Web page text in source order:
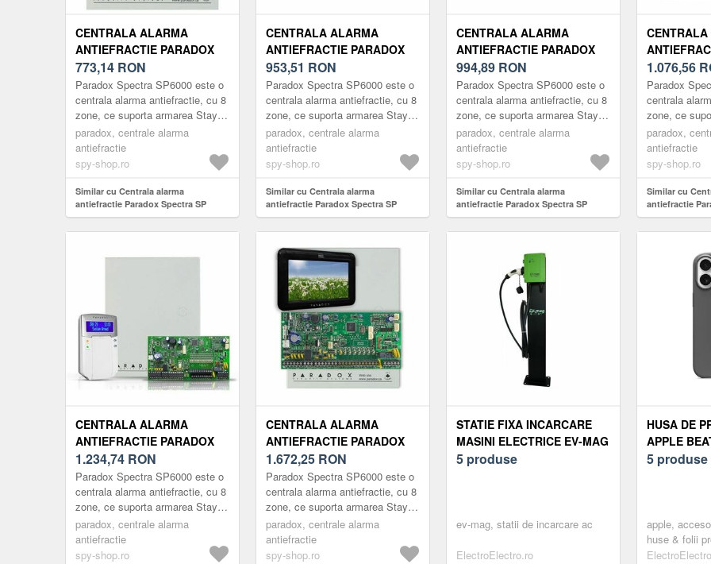
CENTRALA ALARMA
ANTIEFRACTIE PARADOX
SPECTRA SP 6000,
CARCASA METALICA CU
TRAF, 8 ZONE, 2 PARTITII
773,14 RON
Paradox Spectra SP6000 este o
centrala alarma antiefractie, cu 8
zone, ce suporta armarea StayD
pe bus cu 4 fire. Extensibila pana
la 32 de zone, c...
paradox, centrale alarma
antiefractie
spy-shop.ro
Similar cu Centrala alarma
antiefractie Paradox Spectra SP
6000, carcasa metalica cu traf, 8
zone, 2 partitii
CENTRALA ALARMA
ANTIEFRACTIE PARADOX
SPECTRA SP 6000+K636
953,51 RON
Paradox Spectra SP6000 este o
centrala alarma antiefractie, cu 8
zone, ce suporta armarea StayD
pe bus cu 4 fire. Extensibila pana
la 32 de zone, c...
paradox, centrale alarma
antiefractie
spy-shop.ro
Similar cu Centrala alarma
antiefractie Paradox Spectra SP
6000+K636
CENTRALA ALARMA
ANTIEFRACTIE PARADOX
SPECTRA SP 6000+K10V
994,89 RON
Paradox Spectra SP6000 este o
centrala alarma antiefractie, cu 8
zone, ce suporta armarea StayD
pe bus cu 4 fire. Extensibila pana
la 32 de zone, c...
paradox, centrale alarma
antiefractie
spy-shop.ro
Similar cu Centrala alarma
antiefractie Paradox Spectra SP
6000+K10V
SPECTRA
1.076,56
Paradox
centrala
zone, ce
pe bus cu 4
la 32 de zone,
paradox,
antiefractie
spy-shop.ro
Similar cu
antiefractie
6000+K32+
CENTRALA ALARMA
ANTIEFRACTIE PARADOX
SPECTRA SP
6000+K32LCD+
1.234,74 RON
Paradox Spectra SP6000 este o
centrala alarma antiefractie, cu 8
zone, ce suporta armarea StayD
pe bus cu 4 fire. Extensibila pana
la 32 de zone, c...
paradox, centrale alarma
antiefractie
spy-shop.ro
CENTRALA ALARMA
ANTIEFRACTIE PARADOX
SPECTRA SP 6000+TM50
TOUCHSCREEN
1.672,25 RON
Paradox Spectra SP6000 este o
centrala alarma antiefractie, cu 8
zone, ce suporta armarea StayD
pe bus cu 4 fire. Extensibila pana
la 32 de zone, c...
paradox, centrale alarma
antiefractie
spy-shop.ro
STATIE FIXA INCARCARE
MASINI ELECTRICE EV-MAG
GS322T2GCS, 22 KW, TYPE
5 produse
ev-mag, statii de incarcare ac
ElectroElectro.ro
HUSA DE
APPLE
IPHONE 17
5 produse
apple,
huse & folii